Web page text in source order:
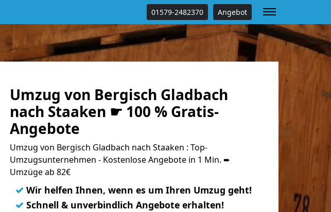
01579-2482370 Angebot
Umzug von Bergisch Gladbach
nach Staaken ☛ 100 % Gratis-
Angebote
Umzug von Bergisch Gladbach nach Staaken : Top-
Umzugsunternehmen - Kostenlose Angebote in 1 Min. ➨
Umzüge ab 82€
✓ Wir helfen Ihnen, wenn es um Ihren Umzug geht!
✓ Schnell & unverbindlich Angebote erhalten!